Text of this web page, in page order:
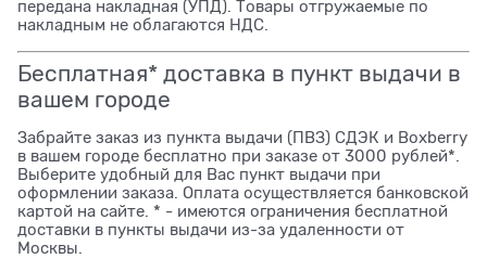
передана накладная (УПД). Товары отгружаемые по
накладным не облагаются НДС.
Бесплатная* доставка в пункт выдачи в
вашем городе
Забрайте заказ из пункта выдачи (ПВЗ) СДЭК и Boxberry
в вашем городе бесплатно при заказе от 3000 рублей*.
Выберите удобный для Вас пункт выдачи при
оформлении заказа. Оплата осуществляется банковской
картой на сайте. * - имеются ограничения бесплатной
доставки в пункты выдачи из-за удаленности от
Москвы.